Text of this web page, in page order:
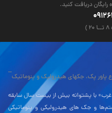
رایگان دریافت کنید.
)
پاور پک، جکهای هیدرولیک و پنوماتیک
با پشتوانه بیش از بیست سال سابقه
و جک های هیدرولیکی و پنوماتیکی